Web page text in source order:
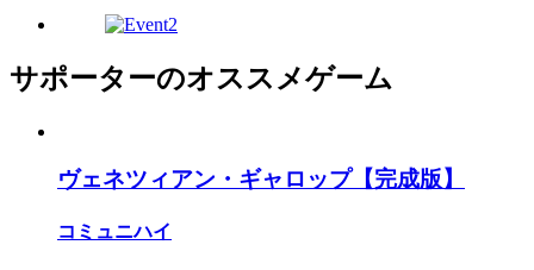
サポーターのオススメゲーム
ヴェネツィアン・ギャロップ【完成版】
コミュニハイ